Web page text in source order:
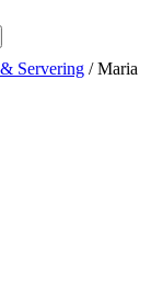
Servering / Maria